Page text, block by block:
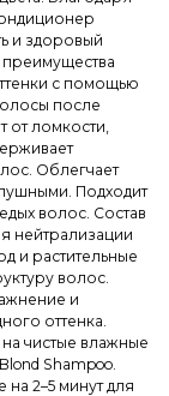
и здоровый
с помощью
после
от ломкости,
Облегчает
Подходит
волос. Состав
нейтрализации
и растительные
волос.
и
оттенка.
чистые влажные
Shampoo.
2–5 минут для